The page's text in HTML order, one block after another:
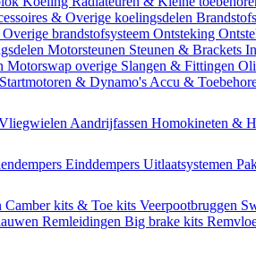
& Overige koelingsdelen
Overige brandstofsysteem Ontsteking
Motorsteunen Steunen & Brackets
Motorswap overige Slangen & Fittingen
Startmotoren & Dynamo's Accu &
Aandrijfassen Homokineten &
Einddempers Uitlaatsystemen
Camber kits & Toe kits Veerpootbruggen
Remleidingen Big brake kits